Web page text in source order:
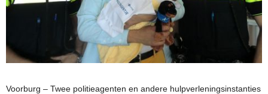
Voorburg – Twee politieagenten en andere hulpverleningsinstanties